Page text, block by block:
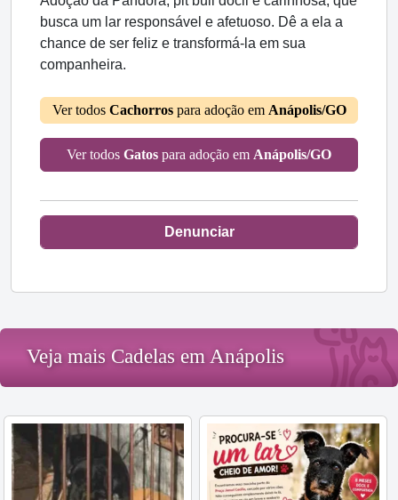
busca um lar responsável e afetuoso. Dê a ela a
chance de ser feliz e transformá-la em sua
companheira.
Ver todos Cachorrospara adoção em Anápolis/GO
Ver todos Gatos para adoção em Anápolis/GO
Denunciar
Veja mais Cadelas em Anápolis